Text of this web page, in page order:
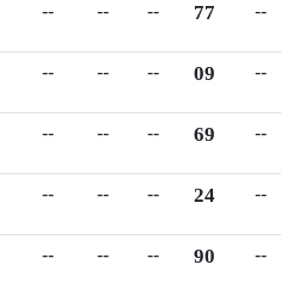
-- -- -- 77 --
-- -- -- 09 --
-- -- -- 69 --
-- -- -- 24 --
-- -- -- 90 --